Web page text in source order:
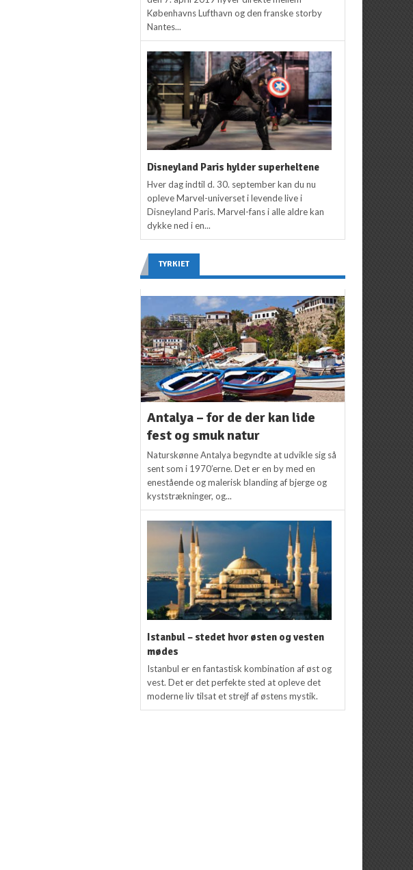
Københavns Lufthavn og den franske storby
Nantes...
Disneyland Paris hylder superheltene
Hver dag indtil d. 30. september kan du nu
opleve Marvel-universet i levende live i
Disneyland Paris. Marvel-fans i alle aldre kan
dykke ned i en...
TYRKIET
Antalya – for de der kan lide
fest og smuk natur
Naturskønne Antalya begyndte at udvikle sig så
sent som i 1970’erne. Det er en by med en
enestående og malerisk blanding af bjerge og
kyststrækninger, og...
Istanbul – stedet hvor østen og vesten
mødes
Istanbul er en fantastisk kombination af øst og
vest. Det er det perfekte sted at opleve det
moderne liv tilsat et strejf af østens mystik.